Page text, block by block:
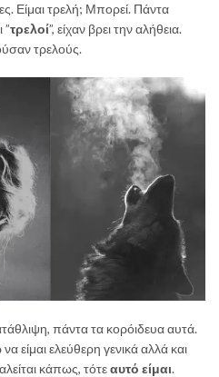
Είμαι τρελή; Μπορεί. Πάντα
”τρελοί”, είχαν βρει την αλήθεια.
τρελούς.
πάντα τα κορόιδευα αυτά.
είμαι ελεύθερη γενικά αλλά και
κάπως, τότεαυτό είμαι.